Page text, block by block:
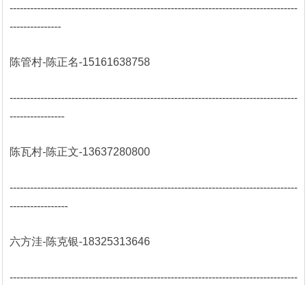
------------------------------------------------------------------------------------
---------------
陈管村-陈正名-15161638758
------------------------------------------------------------------------------------
----------------
陈瓦村-陈正文-13637280800
------------------------------------------------------------------------------------
-----------------
六方洼-陈克银-18325313646
------------------------------------------------------------------------------------